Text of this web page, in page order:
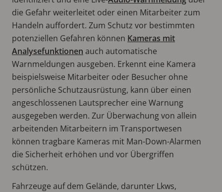
die Gefahr weiterleitet oder einen Mitarbeiter zum
Handeln auffordert. Zum Schutz vor bestimmten
potenziellen Gefahren können Kameras mit
Analysefunktionen auch automatische
Warnmeldungen ausgeben. Erkennt eine Kamera
beispielsweise Mitarbeiter oder Besucher ohne
persönliche Schutzausrüstung, kann über einen
angeschlossenen Lautsprecher eine Warnung
ausgegeben werden. Zur Überwachung von allein
arbeitenden Mitarbeitern im Transportwesen
können tragbare Kameras mit Man-Down-Alarmen
die Sicherheit erhöhen und vor Übergriffen
schützen.
Fahrzeuge auf dem Gelände, darunter Lkws,